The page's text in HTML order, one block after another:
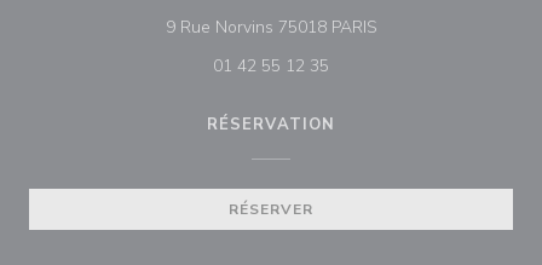
9 Rue Norvins 75018 PARIS((ouvre une nouvelle
01 42 55 12 35
RÉSERVATION
RÉSERVER